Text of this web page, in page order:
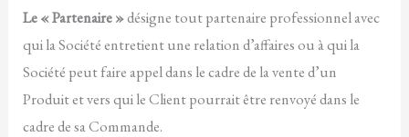
Le « Partenaire »désigne tout partenaire professionnel avec
qui la Société entretient une relation d’affaires ou à qui la
Société peut faire appel dans le cadre de la vente d’un
Produit et vers qui le Client pourrait être renvoyé dans le
cadre de sa Commande.